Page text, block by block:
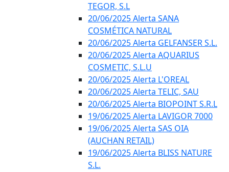
TEGOR, S.L
20/06/2025 Alerta SANA
COSMÉTICA NATURAL
20/06/2025 Alerta GELFANSER S.L.
20/06/2025 Alerta AQUARIUS
COSMETIC, S.L.U
20/06/2025 Alerta L'OREAL
20/06/2025 Alerta TELIC, SAU
20/06/2025 Alerta BIOPOINT S.R.L
19/06/2025 Alerta LAVIGOR 7000
19/06/2025 Alerta SAS OIA
(AUCHAN RETAIL)
19/06/2025 Alerta BLISS NATURE
S.L.